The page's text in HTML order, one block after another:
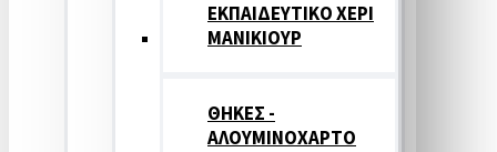
ΕΚΠΑΙΔΕΥΤΙΚΟ ΧΕΡΙ
ΜΑΝΙΚΙΟΥΡ
ΘΗΚΕΣ -
ΑΛΟΥΜΙΝΟΧΑΡΤΟ